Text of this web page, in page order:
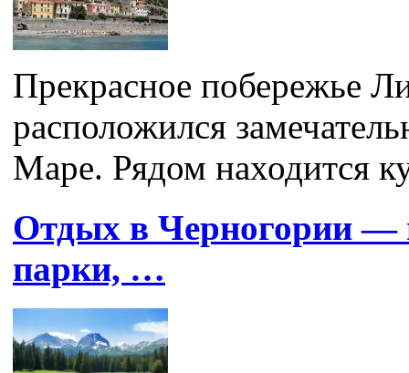
Прекрасное побережье
расположился
Маре. Рядом находится
Отдых в Черногории —
парки, …